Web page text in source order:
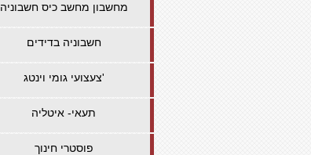
מחשבון מחשב כיס חשבוניה
חשבוניה בדידים
צעצועי גומי וינטג'
תעאי- איטליה
פוסטרי חינוך